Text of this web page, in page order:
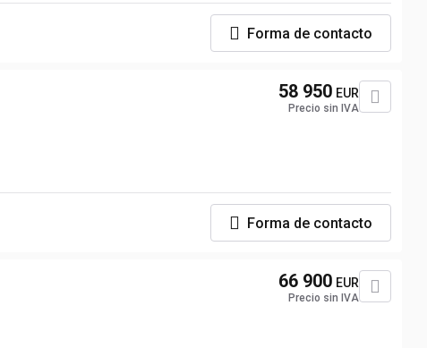
Forma de contacto
58 950 EUR
Precio sin IVA
Forma de contacto
66 900 EUR
Precio sin IVA